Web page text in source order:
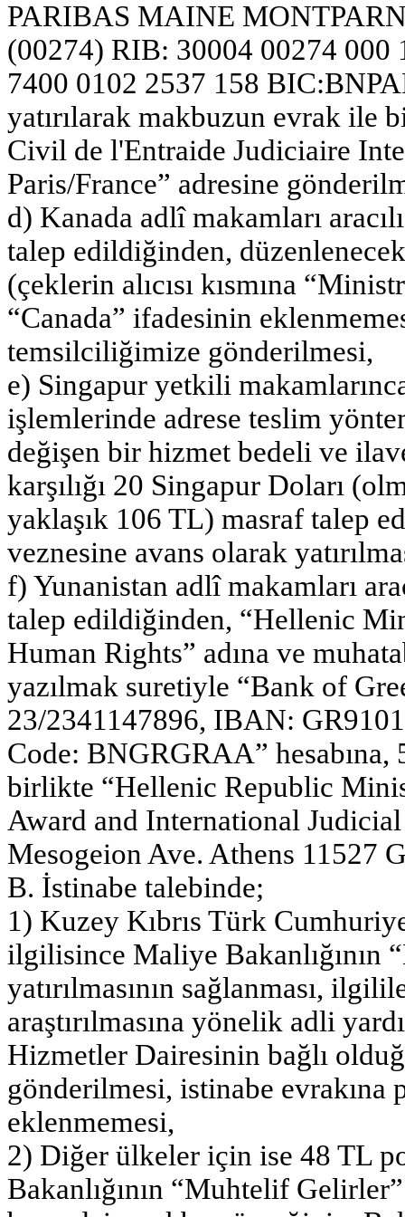
PARIBAS MAINE
(00274) RIB: 30004 00274
7400 0102 2537 158
yatırılarak makbuzun evrak ile
Civil de l'Entraide Judiciaire
Paris/France” adresine
d) Kanada adlî makamları
talep edildiğinden,
(çeklerin alıcısı kısmına
“Canada” ifadesinin
temsilciliğimize gönderilmesi,
e) Singapur yetkili
işlemlerinde adrese teslim
değişen bir hizmet bedeli ve
karşılığı 20 Singapur Doları
yaklaşık 106 TL) masraf talep
veznesine avans olarak
f) Yunanistan adlî makamları
talep edildiğinden, “Hellenic
Human Rights” adına ve
yazılmak suretiyle “Bank of
23/2341147896, IBAN:
Code: BNGRGRAA” hesabına,
birlikte “Hellenic Republic
Award and International
Mesogeion Ave. Athens 11527
B. İstinabe talebinde;
1) Kuzey Kıbrıs Türk
ilgilisince Maliye Bakanlığının
yatırılmasının sağlanması,
araştırılmasına yönelik adli
Hizmetler Dairesinin bağlı
gönderilmesi, istinabe evrakına
eklenmemesi,
2) Diğer ülkeler için ise 48 TL
Bakanlığının “Muhtelif Gelirler”